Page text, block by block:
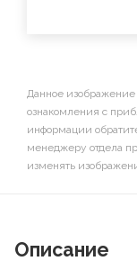
Данное изображение
ознакомления с
информации
менеджеру отдела
изменять
Описание